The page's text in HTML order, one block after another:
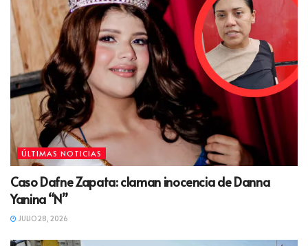
ÚLTIMAS NOTICIAS
Caso Dafne Zapata: claman inocencia de Danna
Yanina “N”
JULIO 28, 2026